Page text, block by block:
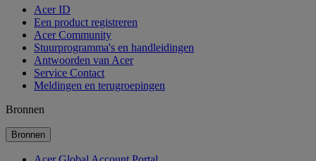
Acer ID
Een product registreren
Acer Community
Stuurprogramma's en handleidingen
Antwoorden van Acer
Service Contact
Meldingen en terugroepingen
Bronnen
Bronnen